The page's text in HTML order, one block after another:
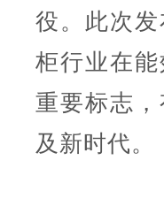
役。此次
柜行业在
重要标志
及新时代。